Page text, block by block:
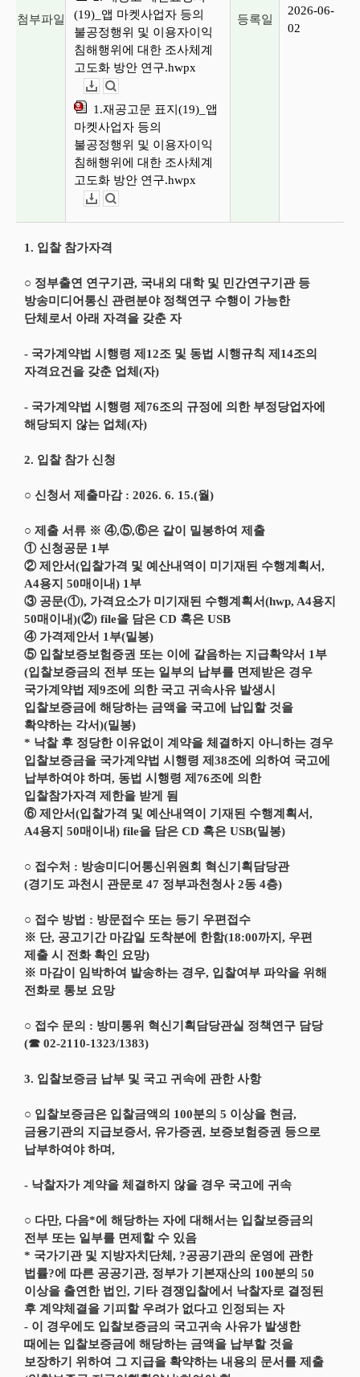
첨부파일
(19)_앱 마켓사업자 등의
불공정행위 및 이용자이익
침해행위에 대한 조사체계
고도화 방안 연구.hwpx
1.재공고문 표지(19)_앱
마켓사업자 등의
불공정행위 및 이용자이익
침해행위에 대한 조사체계
고도화 방안 연구.hwpx
등록일
2026-06-
02
1. 입찰 참가자격
○ 정부출연 연구기관, 국내외 대학 및 민간연구기관 등
방송미디어통신 관련분야 정책연구 수행이 가능한
단체로서 아래 자격을 갖춘 자
- 국가계약법 시행령 제12조 및 동법 시행규칙 제14조의
자격요건을 갖춘 업체(자)
- 국가계약법 시행령 제76조의 규정에 의한 부정당업자에
해당되지 않는 업체(자)
2. 입찰 참가 신청
○ 신청서 제출마감 : 2026. 6. 15.(월)
○ 제출 서류 ※ ④,⑤,⑥은 같이 밀봉하여 제출
① 신청공문 1부
② 제안서(입찰가격 및 예산내역이 미기재된 수행계획서,
A4용지 50매이내) 1부
③ 공문(①), 가격요소가 미기재된 수행계획서(hwp, A4용지
50매이내)(②) file을 담은 CD 혹은 USB
④ 가격제안서 1부(밀봉)
⑤ 입찰보증보험증권 또는 이에 갈음하는 지급확약서 1부
(입찰보증금의 전부 또는 일부의 납부를 면제받은 경우
국가계약법 제9조에 의한 국고 귀속사유 발생시
입찰보증금에 해당하는 금액을 국고에 납입할 것을
확약하는 각서)(밀봉)
* 낙찰 후 정당한 이유없이 계약을 체결하지 아니하는 경우
입찰보증금을 국가계약법 시행령 제38조에 의하여 국고에
납부하여야 하며, 동법 시행령 제76조에 의한
입찰참가자격 제한을 받게 됨
⑥ 제안서(입찰가격 및 예산내역이 기재된 수행계획서,
A4용지 50매이내) file을 담은 CD 혹은 USB(밀봉)
○ 접수처 : 방송미디어통신위원회 혁신기획담당관
(경기도 과천시 관문로 47 정부과천청사 2동 4층)
○ 접수 방법 : 방문접수 또는 등기 우편접수
※ 단, 공고기간 마감일 도착분에 한함(18:00까지, 우편
제출 시 전화 확인 요망)
※ 마감이 임박하여 발송하는 경우, 입찰여부 파악을 위해
전화로 통보 요망
○ 접수 문의 : 방미통위 혁신기획담당관실 정책연구 담당
(☎ 02-2110-1323/1383)
3. 입찰보증금 납부 및 국고 귀속에 관한 사항
○ 입찰보증금은 입찰금액의 100분의 5 이상을 현금,
금융기관의 지급보증서, 유가증권, 보증보험증권 등으로
납부하여야 하며,
- 낙찰자가 계약을 체결하지 않을 경우 국고에 귀속
○ 다만, 다음*에 해당하는 자에 대해서는 입찰보증금의
전부 또는 일부를 면제할 수 있음
* 국가기관 및 지방자치단체, ?공공기관의 운영에 관한
법률?에 따른 공공기관, 정부가 기본재산의 100분의 50
이상을 출연한 법인, 기타 경쟁입찰에서 낙찰자로 결정된
후 계약체결을 기피할 우려가 없다고 인정되는 자
- 이 경우에도 입찰보증금의 국고귀속 사유가 발생한
때에는 입찰보증금에 해당하는 금액을 납부할 것을
보장하기 위하여 그 지급을 확약하는 내용의 문서를 제출